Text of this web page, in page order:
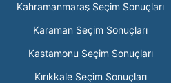
Kahramanmaraş Seçim Sonuçları
Karaman Seçim Sonuçları
Kastamonu Seçim Sonuçları
Kırıkkale Seçim Sonuçları